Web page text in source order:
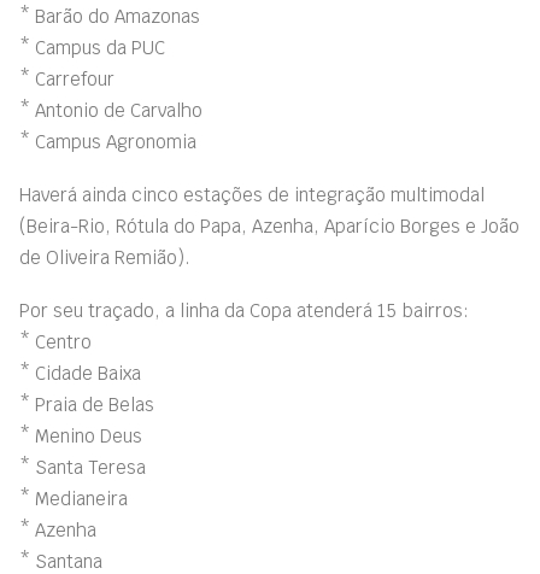
* Barão do Amazonas
* Campus da PUC
* Carrefour
* Antonio de Carvalho
* Campus Agronomia
Haverá ainda cinco estações de integração multimodal
(Beira-Rio, Rótula do Papa, Azenha, Aparício Borges e João
de Oliveira Remião).
Por seu traçado, a linha da Copa atenderá 15 bairros:
* Centro
* Cidade Baixa
* Praia de Belas
* Menino Deus
* Santa Teresa
* Medianeira
* Azenha
* Santana